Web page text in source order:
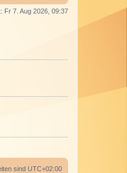
Fr 7. Aug 2026, 09:37
sind UTC+02:00